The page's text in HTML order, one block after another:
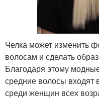
Челка может изменить
волосам и сделать
Благодаря этому
средние волосы входят
среди женщин всех